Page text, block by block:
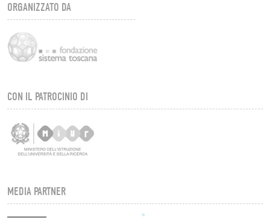
ORGANIZZATO DA
CON IL PATROCINIO DI
MEDIA PARTNER